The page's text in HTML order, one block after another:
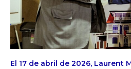
El 17 de abril de 2026, Laurent